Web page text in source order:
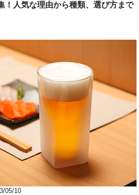
！人気な理由から種類、選び方まで
05/10